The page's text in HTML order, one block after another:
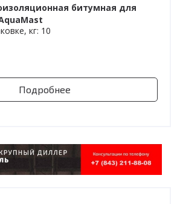
битумная для
кг: 10
Подробнее